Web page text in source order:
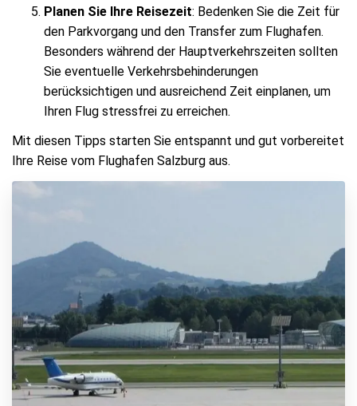
Planen Sie Ihre Reisezeit: Bedenken Sie die Zeit für
den Parkvorgang und den Transfer zum Flughafen.
Besonders während der Hauptverkehrszeiten sollten
Sie eventuelle Verkehrsbehinderungen
berücksichtigen und ausreichend Zeit einplanen, um
Ihren Flug stressfrei zu erreichen.
Mit diesen Tipps starten Sie entspannt und gut vorbereitet
Ihre Reise vom Flughafen Salzburg aus.